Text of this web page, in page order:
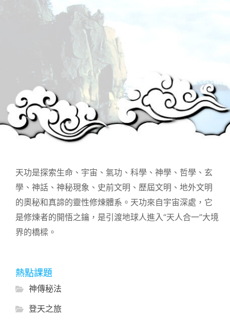
天功是探索生命、宇宙、氣功、科學、神學、哲學、玄
學、神話、神秘現象、史前文明、歷屆文明、地外文明
的奧秘和真諦的靈性修煉體系。天功來自宇宙深處，它
是修煉者的開悟之鑰，是引渡地球人進入“天人合一”大境
界的橋樑。
熱點課題
神傳秘法
登天之旅